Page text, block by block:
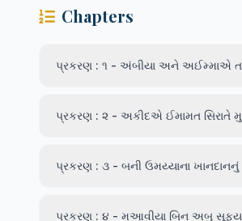
Chapters
પ્રકરણ : ૧ - અંબીયા અને અઈમ્માએ
પ્રકરણ : ૨ - અકીદએ ઈમામત સિરાતે
પ્રકરણ : ૩ - બની ઉમય્‍યાના
પ્રકરણ : ૪ - મઆવીયા બિન અબુ